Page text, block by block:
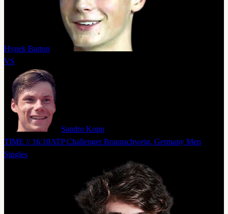
Hynek Barton
VS
Sandro Kopp
TIME // 16:10ATP Challenger Braunschweig, Germany Men
Singles